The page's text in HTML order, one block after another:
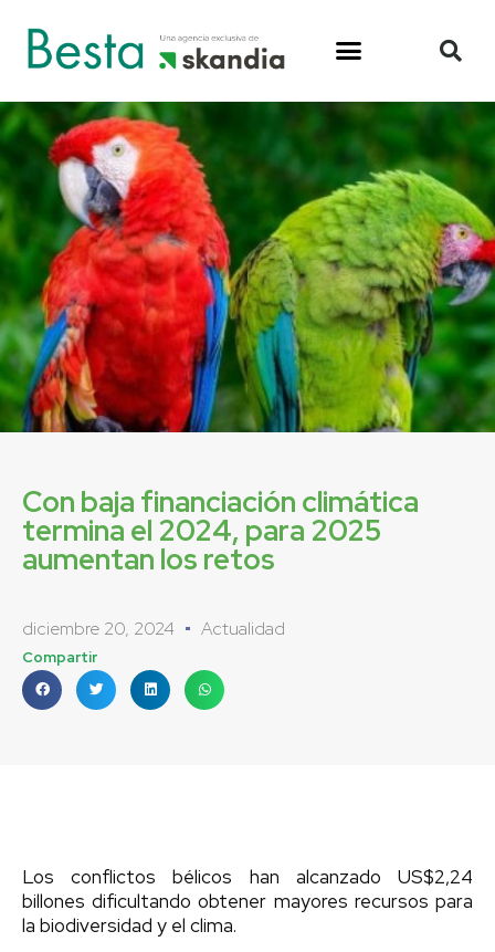
Con baja financiación climática
termina el 2024, para 2025
aumentan los retos
diciembre 20, 2024 Actualidad
Compartir
Los conflictos bélicos han alcanzado US$2,24
billones dificultando obtener mayores recursos para
la biodiversidad y el clima.